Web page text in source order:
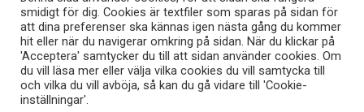
FAQ
Elisabeth Biström | Akvarellkonstnär | Norrtälje
Sjöängstorpet AB, org.nr 556373-5447
smidigt för dig. Cookies är textfiler som sparas på sidan för
att dina preferenser ska kännas igen nästa gång du kommer
hit eller när du navigerar omkring på sidan. När du klickar på
'Acceptera' samtycker du till att sidan använder cookies. Om
du vill läsa mer eller välja vilka cookies du vill samtycka till
och vilka du vill avböja, så kan du gå vidare till 'Cookie-
inställningar'.